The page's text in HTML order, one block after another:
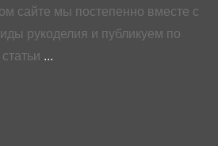
сайте мы постепенно вместе с
рукоделия и публикуем по
...